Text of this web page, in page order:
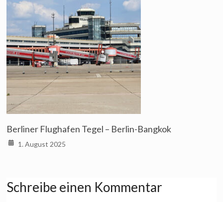
Berliner Flughafen Tegel – Berlin-Bangkok
1. August 2025
Schreibe einen Kommentar